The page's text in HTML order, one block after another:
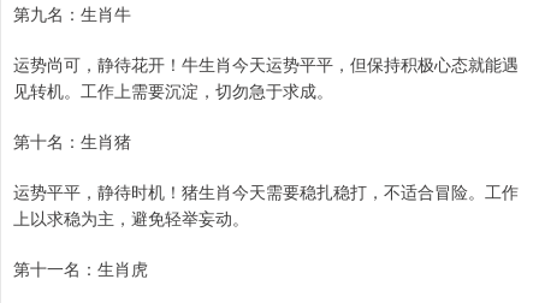
第九名：生肖牛
运势尚可，静待花开！牛生肖今天运势平平，但保持积极心态就能遇
见转机。工作上需要沉淀，切勿急于求成。
第十名：生肖猪
运势平平，静待时机！猪生肖今天需要稳扎稳打，不适合冒险。工作
上以求稳为主，避免轻举妄动。
第十一名：生肖虎